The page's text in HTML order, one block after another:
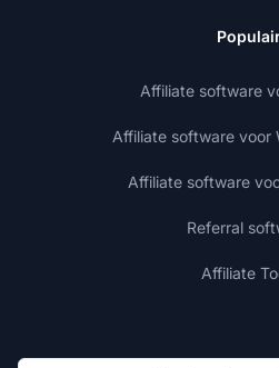
Affiliate software
Affiliate software voor
Affiliate software
Referral
Affiliate